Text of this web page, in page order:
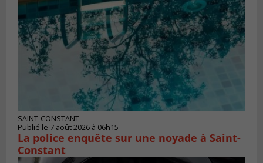
SAINT-CONSTANT
Publié le 7 août 2026 à 06h15
La police enquête sur une noyade à Saint-
Constant